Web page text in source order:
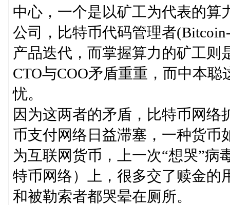
中心，一个是以矿工为代表的算
公司，比特币代码管理者
产品迭代，而掌握算力的矿工则
CTO与COO矛盾重重，而中本
忧。
因为这两者的矛盾，比特币网
币支付网络日益滞塞，一种货币
为互联网货币，上一次“想哭”病
特币网络）上，很多交了赎金的
和被勒索者都哭晕在厕所。